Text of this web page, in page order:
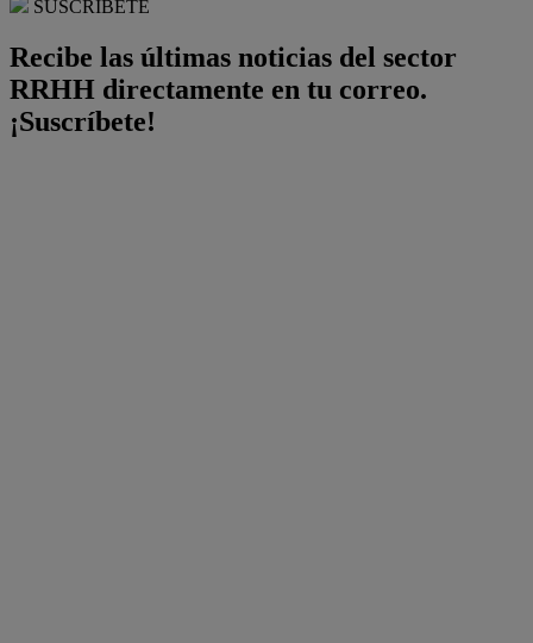
SUSCRÍBETE
Recibe las últimas noticias del sector
RRHH directamente en tu correo.
¡Suscríbete!